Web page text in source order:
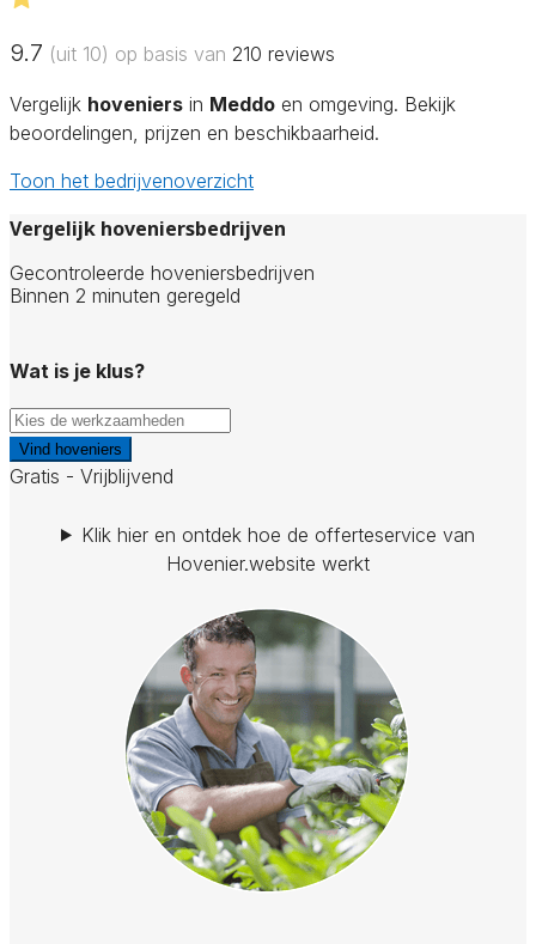
9.7 (uit 10) op basis van 210 reviews
Vergelijk hoveniers in Meddo en omgeving. Bekijk
beoordelingen, prijzen en beschikbaarheid.
Toon het bedrijvenoverzicht
Vergelijk hoveniersbedrijven
Gecontroleerde hoveniersbedrijven
Binnen 2 minuten geregeld
Wat is je klus?
Vind hoveniers
Gratis - Vrijblijvend
Klik hier en ontdek hoe de offerteservice van
Hovenier.website werkt